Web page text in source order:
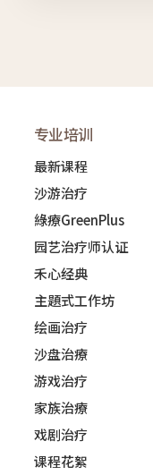
专业培训
最新课程
沙游治疗
綠療GreenPlus
园艺治疗师认证
禾心经典
主題式工作坊
绘画治疗
沙盘治療
游戏治疗
家族治療
戏剧治疗
课程花絮